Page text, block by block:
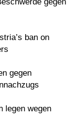
gegen
ban on
gegen
legen wegen